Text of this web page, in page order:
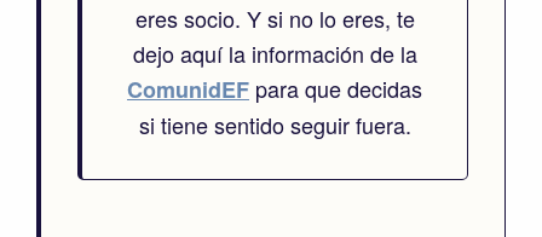
eres socio. Y si no lo eres, te
dejo aquí la información de la
ComunidEF para que decidas
si tiene sentido seguir fuera.